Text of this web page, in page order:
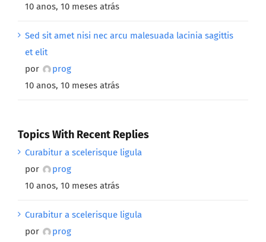
10 anos, 10 meses atrás
Sed sit amet nisi nec arcu malesuada lacinia sagittis
et elit
por
prog
10 anos, 10 meses atrás
Topics With Recent Replies
Curabitur a scelerisque ligula
por
prog
10 anos, 10 meses atrás
Curabitur a scelerisque ligula
por
prog